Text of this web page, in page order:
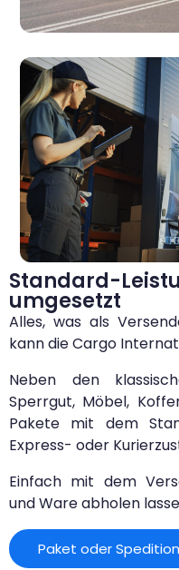
Standard-
umgesetzt
Alles, was als
kann die Cargo
Neben den
Sperrgut, Möbel,
Pakete mit dem
Express- oder
Einfach mit dem
und Ware abholen
Paket oder